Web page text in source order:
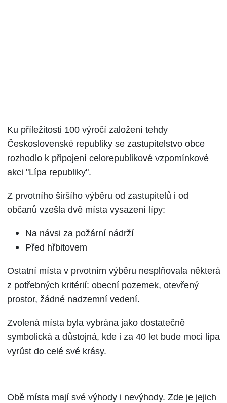
Ku příležitosti 100 výročí založení tehdy
Československé republiky se zastupitelstvo obce
rozhodlo k připojení celorepublikové vzpomínkové
akci "Lípa republiky".
Z prvotního širšího výběru od zastupitelů i od
občanů vzešla dvě místa vysazení lípy:
Na návsi za požární nádrží
Před hřbitovem
Ostatní místa v prvotním výběru nesplňovala některá
z potřebných kritérií: obecní pozemek, otevřený
prostor, žádné nadzemní vedení.
Zvolená místa byla vybrána jako dostatečně
symbolická a důstojná, kde i za 40 let bude moci lípa
vyrůst do celé své krásy.
Obě místa mají své výhody i nevýhody. Zde je jejich